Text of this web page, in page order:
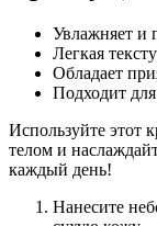
Увлажняет и
Легкая
Обладает
Подходит
Используйте этот
телом и
каждый день!
Нанесите